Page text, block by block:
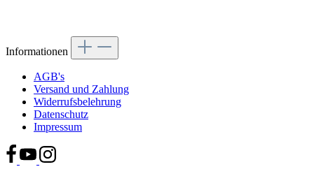
Informationen
AGB's
Versand und Zahlung
Widerrufsbelehrung
Datenschutz
Impressum